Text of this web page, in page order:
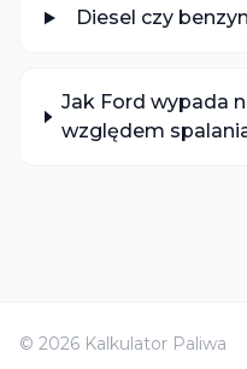
Diesel czy
Jak Ford wypada
względem
© 2026 Kalkulator Paliwa